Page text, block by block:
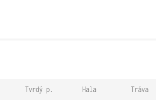
Tvrdý p. Hala Tráva